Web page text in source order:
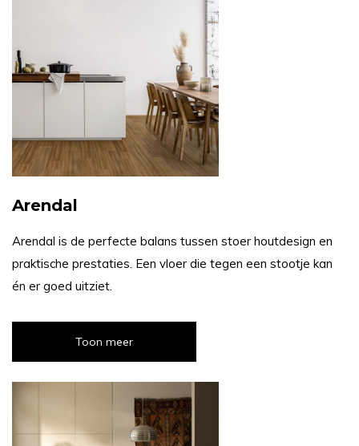
Arendal
Arendal is de perfecte balans tussen stoer houtdesign en
praktische prestaties. Een vloer die tegen een stootje kan
én er goed uitziet.
Toon meer